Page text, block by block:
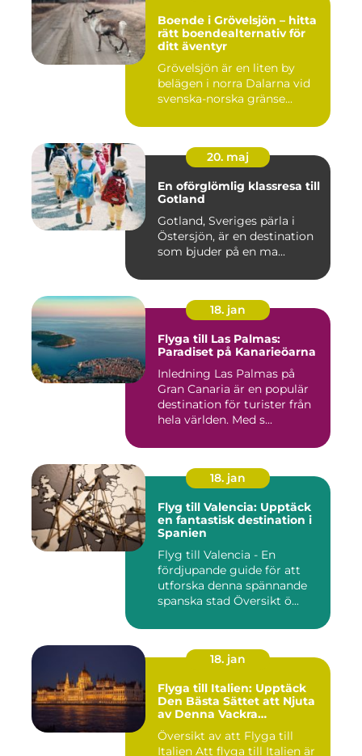
Boende i Grövelsjön – hitta
rätt boendealternativ för
ditt äventyr
Grövelsjön är en liten by
belägen i norra Dalarna vid
svenska-norska gränse...
20. maj
En oförglömlig klassresa till
Gotland
Gotland, Sveriges pärla i
Östersjön, är en destination
som bjuder på en ma...
18. jan
Flyga till Las Palmas:
Paradiset på Kanarieöarna
Inledning Las Palmas på
Gran Canaria är en populär
destination för turister från
hela världen. Med s...
18. jan
Flyg till Valencia: Upptäck
en fantastisk destination i
Spanien
Flyg till Valencia - En
fördjupande guide för att
utforska denna spännande
spanska stad Översikt ö...
18. jan
Flyga till Italien: Upptäck
Den Bästa Sättet att Njuta
av Denna Vackra
Destination
Översikt av att Flyga till
Italien Att flyga till Italien är